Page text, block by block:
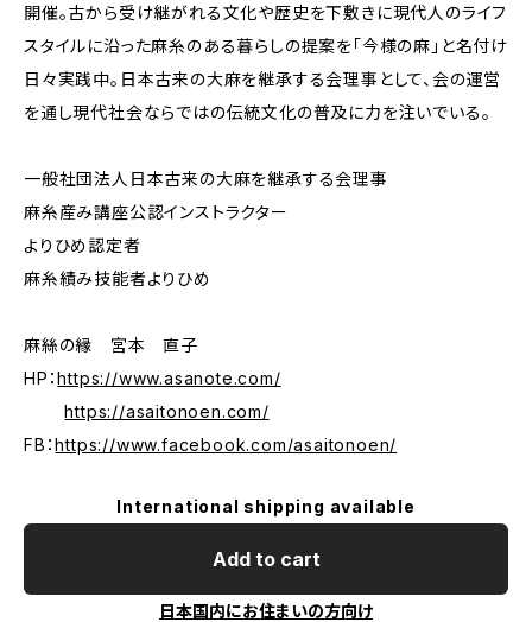
開催。古から受け継がれる文化や歴史を下敷きに現代人のライフ
スタイルに沿った麻糸のある暮らしの提案を「今様の麻」と名付け
日々実践中。日本古来の大麻を継承する会理事として、会の運営
を通し現代社会ならではの伝統文化の普及に力を注いでいる。
一般社団法人日本古来の大麻を継承する会理事
麻糸産み講座公認インストラクター
よりひめ認定者
麻糸績み技能者よりひめ
麻絲の縁 宮本 直子
HP：https://www.asanote.com/
https://asaitonoen.com/
FB：https://www.facebook.com/asaitonoen/
International shipping available
Add to cart
日本国内にお住まいの方向け